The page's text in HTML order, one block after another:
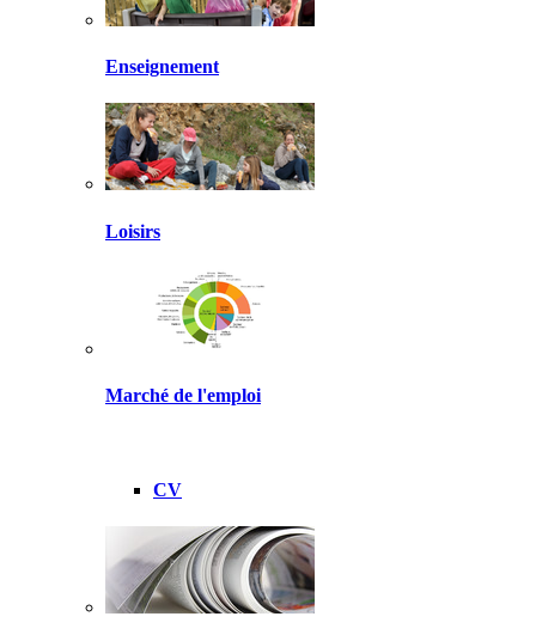
Enseignement
Loisirs
Marché de l'emploi
CV